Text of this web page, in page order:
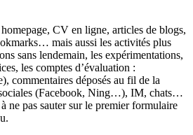
CV en ligne, articles de blogs,
mais aussi les activités plus
sans lendemain, les expérimentations,
les comptes d’évaluation :
commentaires déposés au fil de la
(Facebook, Ning…), IM, chats…
ne pas sauter sur le premier formulaire